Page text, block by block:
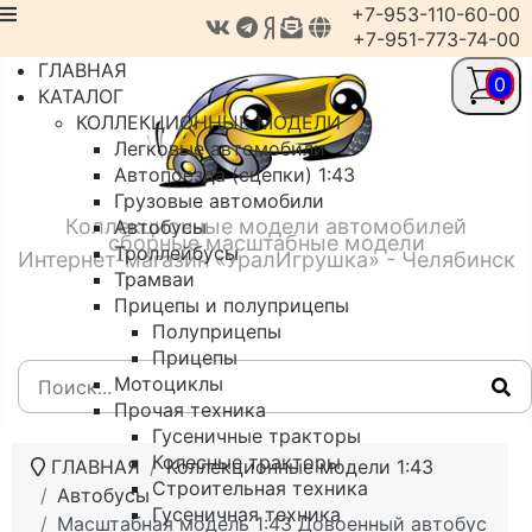
Коллекционные модели автомобилей
сборные масштабные модели
Интернет-магазин «УралИгрушка» - Челябинск
+7-953-110-60-00
+7-951-773-74-00
ГЛАВНАЯ
КАТАЛОГ
КОЛЛЕКЦИОННЫЕ МОДЕЛИ
Легковые автомобили
Автопоезда (сцепки) 1:43
Грузовые автомобили
Автобусы
Троллейбусы
Трамваи
Прицепы и полуприцепы
Полуприцепы
Прицепы
Мотоциклы
Прочая техника
Гусеничные тракторы
Колесные тракторы
Строительная техника
Гусеничная техника
ГЛАВНАЯ
Коллекционные модели 1:43
Автобусы
Масштабная модель 1:43 Довоенный автобус
0